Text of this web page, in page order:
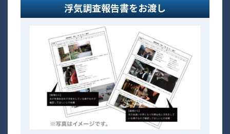
浮気調査報告書をお渡し